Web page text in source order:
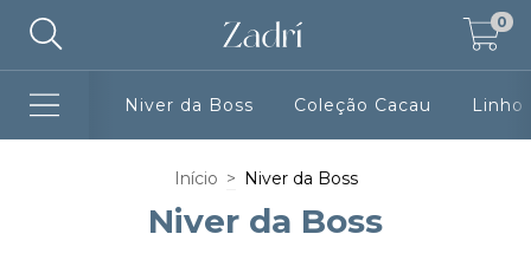
0
Niver da Boss Coleção Cacau Linho
Início > Niver da Boss
Niver da Boss